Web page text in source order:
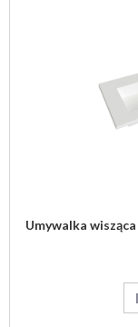
Umywalka